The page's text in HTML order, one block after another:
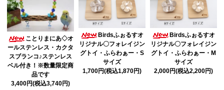
ことりまにあ◇オ
ールステンレス・カクタ
スブランコ♪ステンレス
ベル付き！※数量限定商
品です
3,400円(税込3,740円)
Birdsふぉるすオ
リジナル〇フォレイジン
グトイ・ふらわぁー・S
サイズ
1,700円(税込1,870円)
Birdsふぉるすオ
リジナル〇フォレイジン
グトイ・ふらわぁー・M
サイズ
2,000円(税込2,200円)